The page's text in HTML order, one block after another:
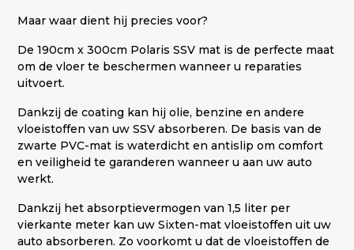
Maar waar dient hij precies voor?
De 190cm x 300cm Polaris SSV mat is de perfecte maat
om de vloer te beschermen wanneer u reparaties
uitvoert.
Dankzij de coating kan hij olie, benzine en andere
vloeistoffen van uw SSV absorberen. De basis van de
zwarte PVC-mat is waterdicht en antislip om comfort
en veiligheid te garanderen wanneer u aan uw auto
werkt.
Dankzij het absorptievermogen van 1,5 liter per
vierkante meter kan uw Sixten-mat vloeistoffen uit uw
auto absorberen. Zo voorkomt u dat de vloeistoffen de